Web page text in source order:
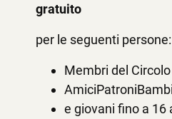
gratuito
per le seguenti persone:
Membri del
e giovani fino a 16